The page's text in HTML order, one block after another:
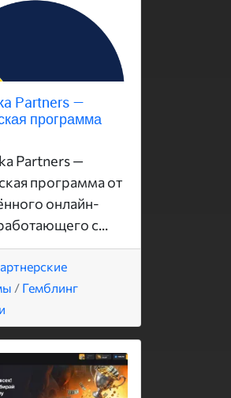
Partners —
программа
Partners —
программа от
онлайн-
с...
/ Гемблинг